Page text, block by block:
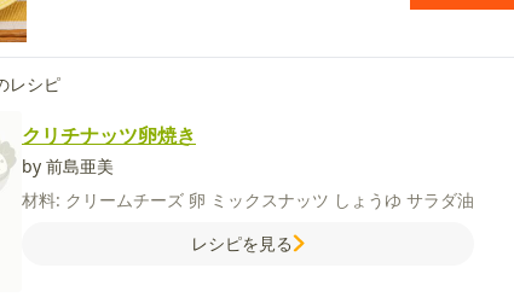
レシピ
クリチナッツ卵焼き
by 前島亜美
材料: クリームチーズ 卵 ミックスナッツ しょうゆ サラダ油
レシピを見る